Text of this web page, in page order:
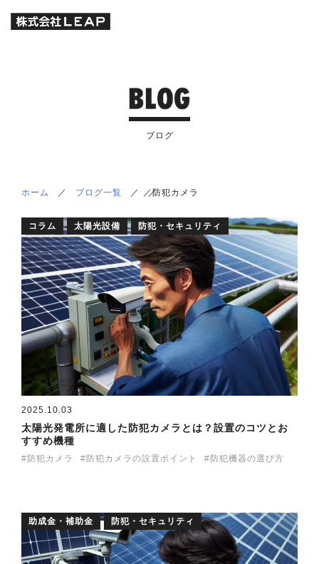
ブログ
ホーム ／ ブログ一覧 ／ ／
／防犯カメラ
コラム 太陽光設備 防犯・セキュリティ
2025.10.03
太陽光発電所に適した防犯カメラとは？設置のコツとお
すすめ機種
防犯カメラ 防犯カメラの設置ポイント 防犯機器の選び方
助成金・補助金 防犯・セキュリティ